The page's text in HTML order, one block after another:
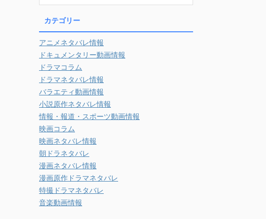
カテゴリー
アニメネタバレ情報
ドキュメンタリー動画情報
ドラマコラム
ドラマネタバレ情報
バラエティ動画情報
小説原作ネタバレ情報
情報・報道・スポーツ動画情報
映画コラム
映画ネタバレ情報
朝ドラネタバレ
漫画ネタバレ情報
漫画原作ドラマネタバレ
特撮ドラマネタバレ
音楽動画情報